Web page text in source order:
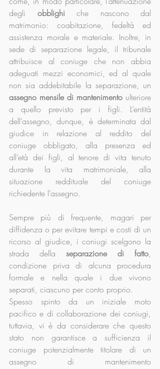
degli obblighi che nascono dal
matrimonio: coabitazione, fedeltà ed
assistenza morale e materiale. Inoltre, in
sede di separazione legale, il tribunale
attribuisce al coniuge che non abbia
adeguati mezzi economici, ed al quale
assegno mensile di mantenimento ulteriore
a quello previsto per i figli. L’entità
dell’assegno, dunque, è determinata dal
giudice in relazione al reddito del
coniuge obbligato, alla presenza ed
all’età dei figli, al tenore di vita tenuto
durante la vita matrimoniale, alla
situazione reddituale del coniuge
richiedente l’assegno.
Sempre più di frequente, magari per
diffidenza o per evitare tempi e costi di un
ricorso al giudice, i coniugi scelgono la
strada della separazione di fatto,
condizione priva di alcuna procedura
formale e nella quale i due vivono
separati, ciascuno per conto proprio.
Spesso spinto da un iniziale moto
pacifico e di collaborazione dei coniugi,
tuttavia, vi è da considerare che questo
stato non garantisce a sufficienza il
coniuge potenzialmente titolare di un
assegno di mantenimento